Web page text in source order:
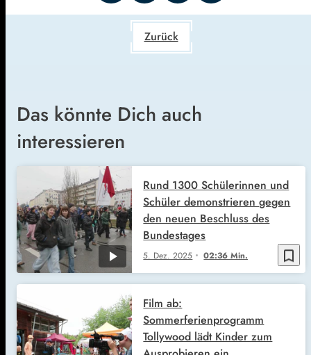
Zurück
Das könnte Dich auch
interessieren
bookmark_border
5. Dez. 2025 02:36 Min.
Rund 1300 Schülerinnen und
Schüler demonstrieren gegen
den neuen Beschluss des
Bundestages
Film ab:
Sommerferienprogramm
Tollywood lädt Kinder zum